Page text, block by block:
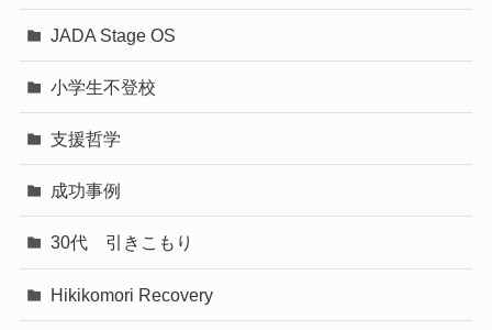
JADA Stage OS
小学生不登校
支援哲学
成功事例
30代 引きこもり
Hikikomori Recovery